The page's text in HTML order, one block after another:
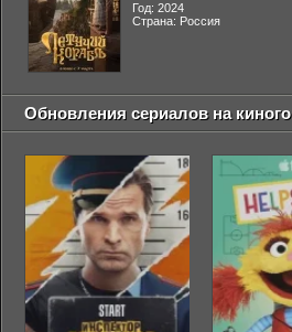
Год: 2024
Страна: Россия
Обновления сериалов на киного